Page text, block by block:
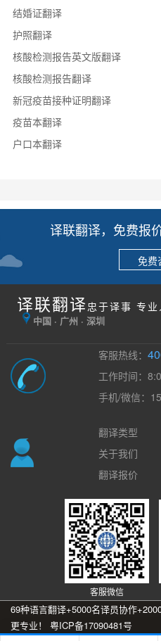
结婚证翻译
护照翻译
核酸检测报告英文版翻译
核酸检测报告翻译
新冠疫苗接种证明翻译
疫苗本翻译
户口本翻译
译联翻译，免费报
免费
译联翻译 忠于译事 专
中国 · 广州 · 深圳
客服热线：
工作时间：
手机/微信：
翻译类型
关于我们
翻译报价
客服微信
69种语言翻译+5000名译员协作
更专业！ 粤ICP备17090481号